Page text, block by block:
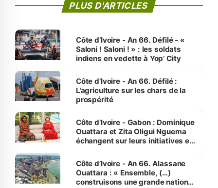
PLUS D'ARTICLES
Côte d’Ivoire - An 66. Défilé - «
Saloni ! Saloni ! » : les soldats
indiens en vedette à Yop’ City
Côte d’Ivoire - An 66. Défilé :
L’agriculture sur les chars de la
prospérité
Côte d’Ivoire - Gabon : Dominique
Ouattara et Zita Oligui Nguema
échangent sur leurs initiatives en
enfants
Côte d’Ivoire - An 66. Alassane
Ouattara : « Ensemble, (…)
construisons une grande nation